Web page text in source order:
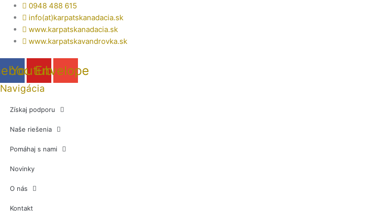
0948 488 615
info(at)karpatskanadacia.sk
www.karpatskanadacia.sk
www.karpatskavandrovka.sk
YoutubeEnvelope
Navigácia
Získaj podporu
Naše riešenia
Pomáhaj s nami
Novinky
O nás
Kontakt